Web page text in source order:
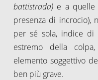
battistrada) e a quelle
presenza di incrocio),
per sé sola, indice di
estremo della
elemento soggettivo
ben più grave.